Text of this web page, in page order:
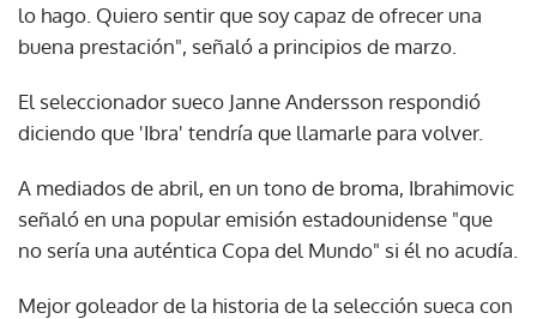
lo hago. Quiero sentir que soy capaz de ofrecer una
buena prestación", señaló a principios de marzo.
El seleccionador sueco Janne Andersson respondió
diciendo que 'Ibra' tendría que llamarle para volver.
A mediados de abril, en un tono de broma, Ibrahimovic
señaló en una popular emisión estadounidense "que
no sería una auténtica Copa del Mundo" si él no acudía.
Mejor goleador de la historia de la selección sueca con